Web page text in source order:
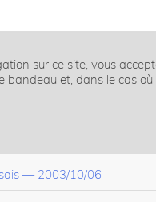
sur ce site, vous
bandeau et, dans le cas
— 2003/10/06